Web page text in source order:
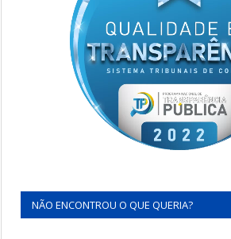
NÃO ENCONTROU O QUE QUERIA?